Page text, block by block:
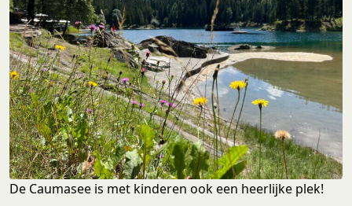
De Caumasee is met kinderen ook een heerlijke plek!